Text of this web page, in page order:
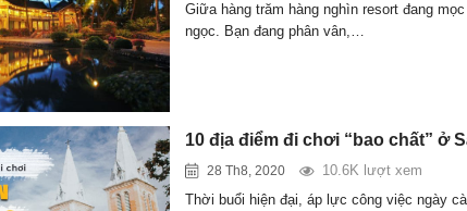
Giữa hàng trăm hàng nghìn resort đang
ngọc. Bạn đang phân vân,…
10 địa điểm đi chơi “bao chất” ở
28 Th8, 2020
10.6K lượt xem
Thời buổi hiện đại, áp lực công việc ngày